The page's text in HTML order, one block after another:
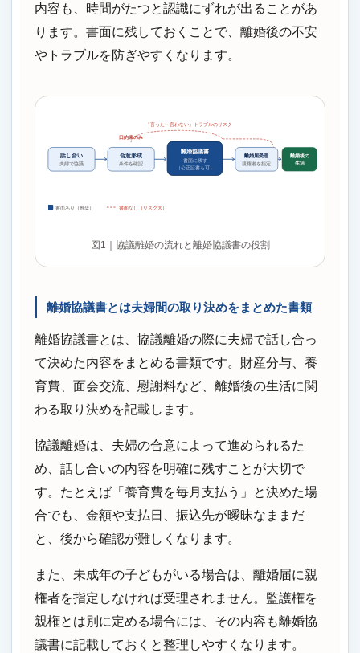
内容も、時間がたつと認識にずれが出ることがあ
ります。書面に残しておくことで、離婚後の不安
やトラブルを防ぎやすくなります。
話し合い
夫婦で協議
合意形成
条件を確認
離婚協議書
書面に残す
（公正証書も可）
離婚届受理
親権者を指定
離婚後の
生活
口約束のみ
「言った・言わない」トラブルのリスク
書面あり（推奨） 書面なし（リスク大）
図1｜協議離婚の流れと離婚協議書の役割
離婚協議書とは夫婦間の取り決めをまとめた書類
離婚協議書とは、協議離婚の際に夫婦で話し合っ
て決めた内容をまとめる書類です。財産分与、養
育費、面会交流、慰謝料など、離婚後の生活に関
わる取り決めを記載します。
協議離婚は、夫婦の合意によって進められるた
め、話し合いの内容を明確に残すことが大切で
す。たとえば「養育費を毎月支払う」と決めた場
合でも、金額や支払日、振込先が曖昧なままだ
と、後から確認が難しくなります。
また、未成年の子どもがいる場合は、離婚届に親
権者を指定しなければ受理されません。監護権を
親権とは別に定める場合には、その内容も離婚協
議書に記載しておくと整理しやすくなります。